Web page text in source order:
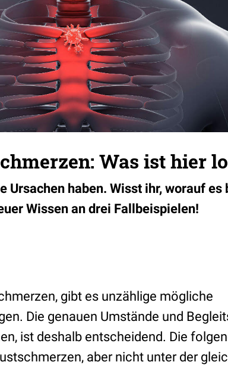
Was ist hier
Ursachen haben. Wisst ihr, worauf es
Wissen an drei Fallbeispielen!
gibt es unzählige mögliche
Die genauen Umstände und
ist deshalb entscheidend. Die
aber nicht unter der